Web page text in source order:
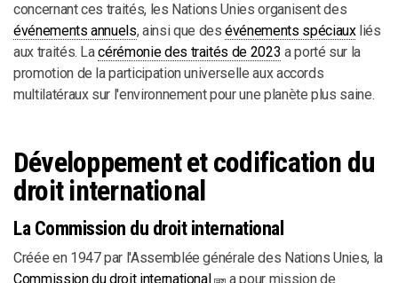
concernant ces traités, les Nations Unies organisent des
événements annuels, ainsi que desévénements spéciauxliés
aux traités. Lacérémonie des traités de 2023 a porté sur la
promotion de la participation universelle aux accords
multilatéraux sur l'environnement pour une planète plus saine.
Développement et codification du
droit international
La Commission du droit international
Créée en 1947 par l'Assemblée générale des Nations Unies, la
Commission du droit international
a pour mission de